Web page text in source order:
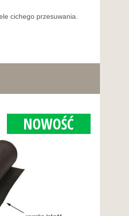
cichego przesuwania.
NOWOŚĆ